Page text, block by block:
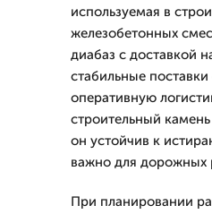
используемая в
железобетонных
диабаз с доставкой
стабильные
оперативную
строительный
он устойчив к
важно для
При планировании